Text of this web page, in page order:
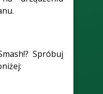
Spróbuj